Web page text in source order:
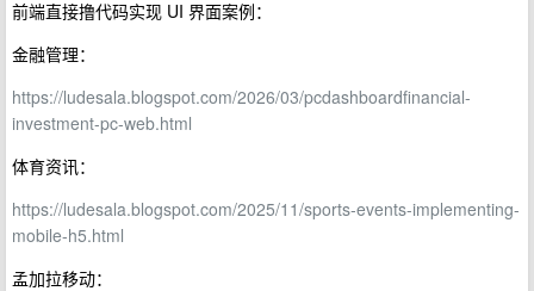
前端直接撸代码实现 UI 界面案例：
金融管理：
https://ludesala.blogspot.com/2026/03/pcdashboardfinancial-
investment-pc-web.html
体育资讯：
https://ludesala.blogspot.com/2025/11/sports-events-implementing-
mobile-h5.html
孟加拉移动：